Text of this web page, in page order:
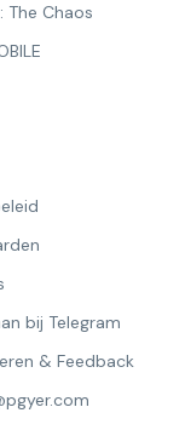
The Chaos
bij Telegram
& Feedback